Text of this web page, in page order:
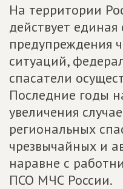
На территории
действует единая
предупреждения
ситуаций,
спасатели
Последние годы
увеличения
региональных
чрезвычайных и
наравне с
ПСО МЧС России.